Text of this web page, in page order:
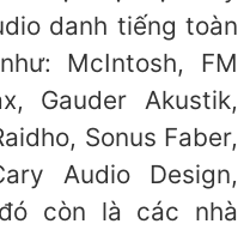
danh tiếng toàn
McIntosh, FM
Gauder Akustik,
Sonus Faber,
Audio Design,
còn là các nhà